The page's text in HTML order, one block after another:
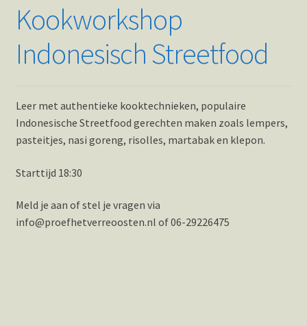
Kookworkshop
Indonesisch Streetfood
Leer met authentieke kooktechnieken, populaire
Indonesische Streetfood gerechten maken zoals lempers,
pasteitjes, nasi goreng, risolles, martabak en klepon.
Starttijd 18:30
Meld je aan of stel je vragen via
info@proefhetverreoosten.nl of 06-29226475